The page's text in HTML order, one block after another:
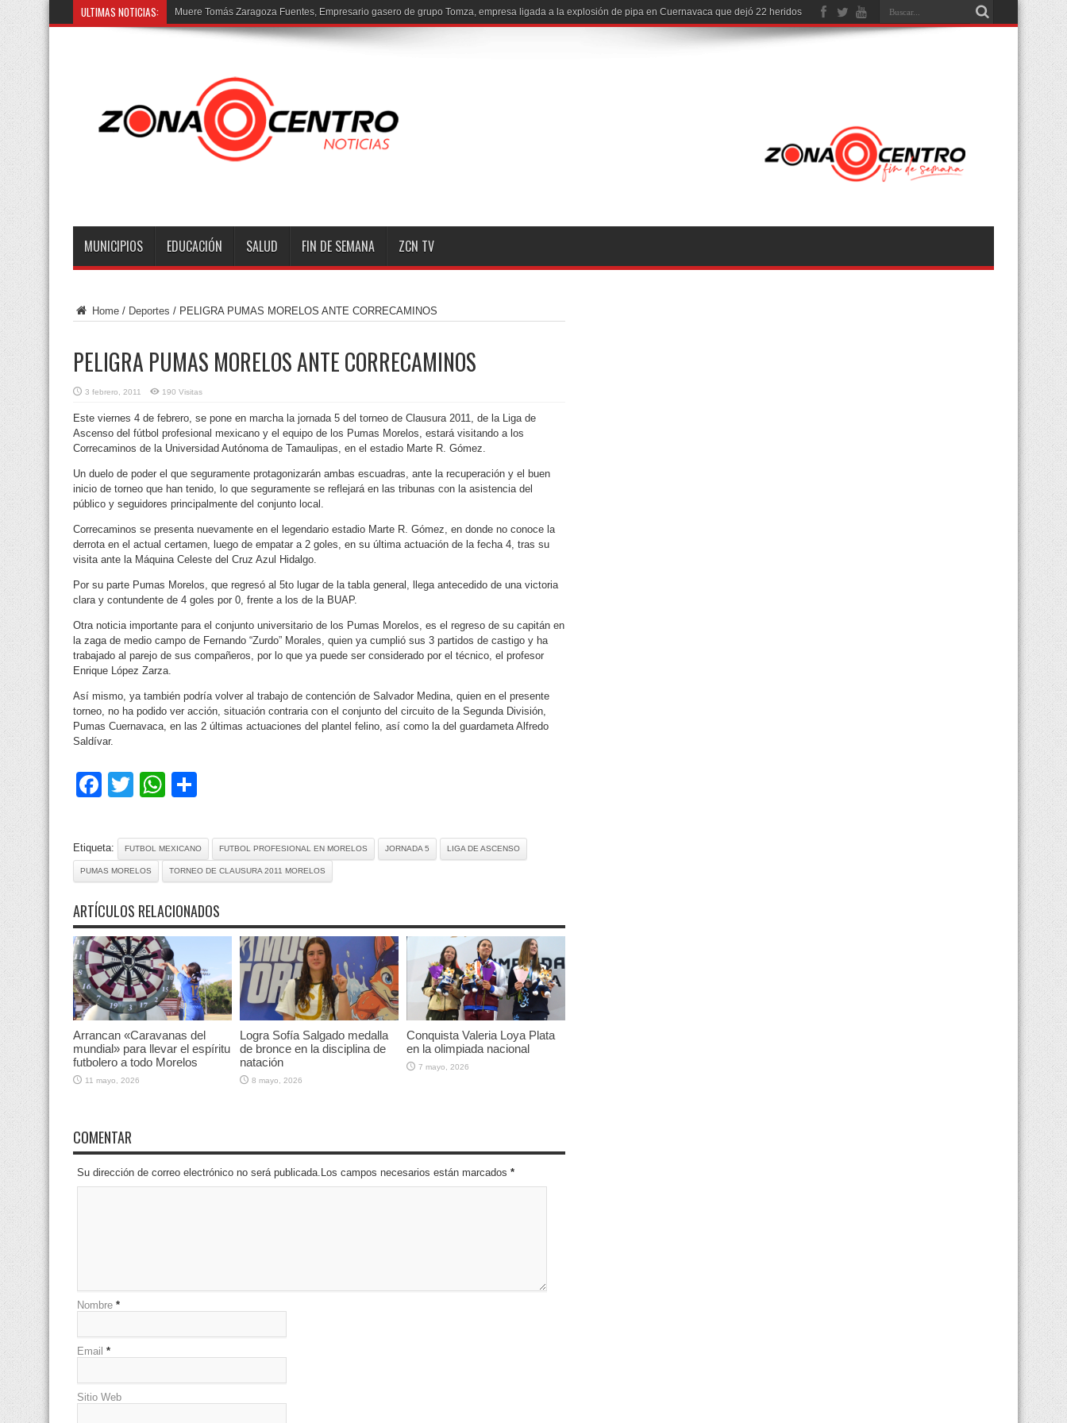
ULTIMAS NOTICIAS:
MUNICIPIOS EDUCACIÓN SALUD FIN DE SEMANA ZCN TV
Home / Deportes / PELIGRA PUMAS MORELOS ANTE CORRECAMINOS
PELIGRA PUMAS MORELOS ANTE CORRECAMINOS
3 febrero, 2011 190 Visitas
Este viernes 4 de febrero, se pone en marcha la jornada 5 del torneo de Clausura 2011, de la Liga de
Ascenso del fútbol profesional mexicano y el equipo de los Pumas Morelos, estará visitando a los
Correcaminos de la Universidad Autónoma de Tamaulipas, en el estadio Marte R. Gómez.
Un duelo de poder el que seguramente protagonizarán ambas escuadras, ante la recuperación y el buen
inicio de torneo que han tenido, lo que seguramente se reflejará en las tribunas con la asistencia del
público y seguidores principalmente del conjunto local.
Correcaminos se presenta nuevamente en el legendario estadio Marte R. Gómez, en donde no conoce la
derrota en el actual certamen, luego de empatar a 2 goles, en su última actuación de la fecha 4, tras su
visita ante la Máquina Celeste del Cruz Azul Hidalgo.
Por su parte Pumas Morelos, que regresó al 5to lugar de la tabla general, llega antecedido de una victoria
clara y contundente de 4 goles por 0, frente a los de la BUAP.
Otra noticia importante para el conjunto universitario de los Pumas Morelos, es el regreso de su capitán en
la zaga de medio campo de Fernando “Zurdo” Morales, quien ya cumplió sus 3 partidos de castigo y ha
trabajado al parejo de sus compañeros, por lo que ya puede ser considerado por el técnico, el profesor
Enrique López Zarza.
Así mismo, ya también podría volver al trabajo de contención de Salvador Medina, quien en el presente
torneo, no ha podido ver acción, situación contraria con el conjunto del circuito de la Segunda División,
Pumas Cuernavaca, en las 2 últimas actuaciones del plantel felino, así como la del guardameta Alfredo
Saldívar.
Facebook
TwitterWhatsApp
Etiqueta: FUTBOL MEXICANO FUTBOL PROFESIONAL EN MORELOS JORNADA 5 LIGA DE ASCENSO
PUMAS MORELOS TORNEO DE CLAUSURA 2011 MORELOS
ARTÍCULOS RELACIONADOS
Arrancan «Caravanas del
mundial» para llevar el espíritu
futbolero a todo Morelos
11 mayo, 2026
Logra Sofía Salgado medalla
de bronce en la disciplina de
natación
8 mayo, 2026
Conquista Valeria Loya Plata
en la olimpiada nacional
7 mayo, 2026
COMENTAR
Su dirección de correo electrónico no será publicada.Los campos necesarios están marcados *
Nombre *
Email *
Sitio Web